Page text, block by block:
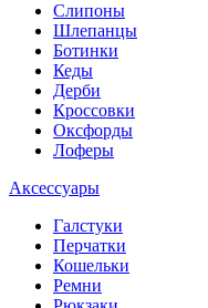
Слипоны
Шлепанцы
Ботинки
Кеды
Дерби
Кроссовки
Оксфорды
Лоферы
Аксессуары
Галстуки
Перчатки
Кошельки
Ремни